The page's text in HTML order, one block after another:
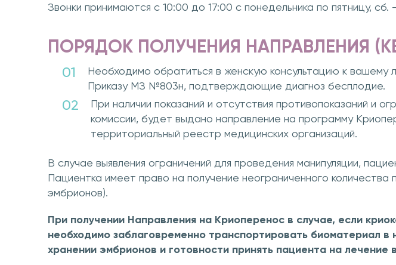
Звонки принимаются с 10:00 до 17:00 с понедельника по пятницу, сб.
ПОРЯДОК ПОЛУЧЕНИЯ НАПРАВЛЕНИЯ
Необходимо обратиться в женскую консультацию к
Приказу МЗ №803н, подтверждающие диагноз бесплодие.
При наличии показаний и отсутствия противопоказаний и
комиссии, будет выдано направление на программу
территориальный реестр медицинских организаций.
В случае выявления ограничений для проведения манипуляции,
Пациентка имеет право на получение неограниченного
эмбрионов).
При получении Направления на Криоперенос в случае, если
необходимо заблаговременно транспортировать биоматериал
хранении эмбрионов и готовности принять пациента на лечение